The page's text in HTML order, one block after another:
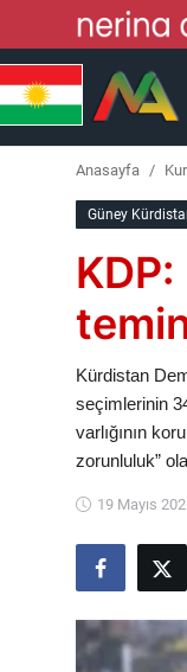
Güncel
Makaleler
Anasayfa
Güney
Kürdistan
seçimlerinin
varlığının
zorunluluk”
19 Mayıs